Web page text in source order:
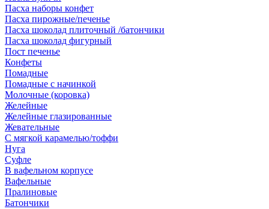
Пасха наборы конфет
Пасха пирожные/печенье
Пасха шоколад плиточный /батончики
Пасха шоколад фигурный
Пост печенье
Конфеты
Помадные
Помадные с начинкой
Молочные (коровка)
Желейные
Желейные глазированные
Жевательные
С мягкой карамелью/тоффи
Нуга
Суфле
В вафельном корпусе
Вафельные
Пралиновые
Батончики